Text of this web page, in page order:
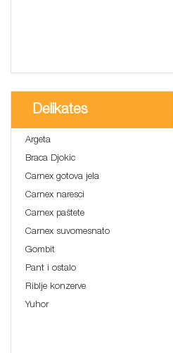
Delikates
Argeta
Braca Djokic
Carnex gotova jela
Carnex naresci
Carnex paštete
Carnex suvomesnato
Gombit
Pant i ostalo
Riblje konzerve
Yuhor